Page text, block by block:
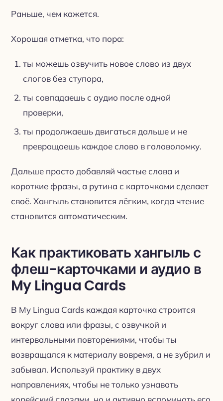
Раньше, чем кажется.
Хорошая отметка, что пора:
ты можешь озвучить новое слово из двух
слогов без ступора,
ты совпадаешь с аудио после одной
проверки,
ты продолжаешь двигаться дальше и не
превращаешь каждое слово в головоломку.
Дальше просто добавляй частые слова и
короткие фразы, а рутина с карточками сделает
своё. Хангыль становится лёгким, когда чтение
становится автоматическим.
Как практиковать хангыль с
флеш-карточками и аудио в
My Lingua Cards
В My Lingua Cards каждая карточка строится
вокруг слова или фразы, с озвучкой и
интервальными повторениями, чтобы ты
возвращался к материалу вовремя, а не зубрил и
забывал. Используй практику в двух
направлениях, чтобы не только узнавать